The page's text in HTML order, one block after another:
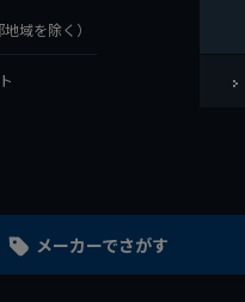
域を除く）
メーカーでさがす